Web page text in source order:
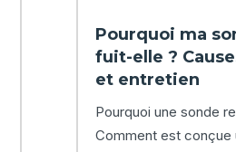
Pourquoi ma
fuit-elle ?
et entretien
Pourquoi une sonde
Comment est conçue